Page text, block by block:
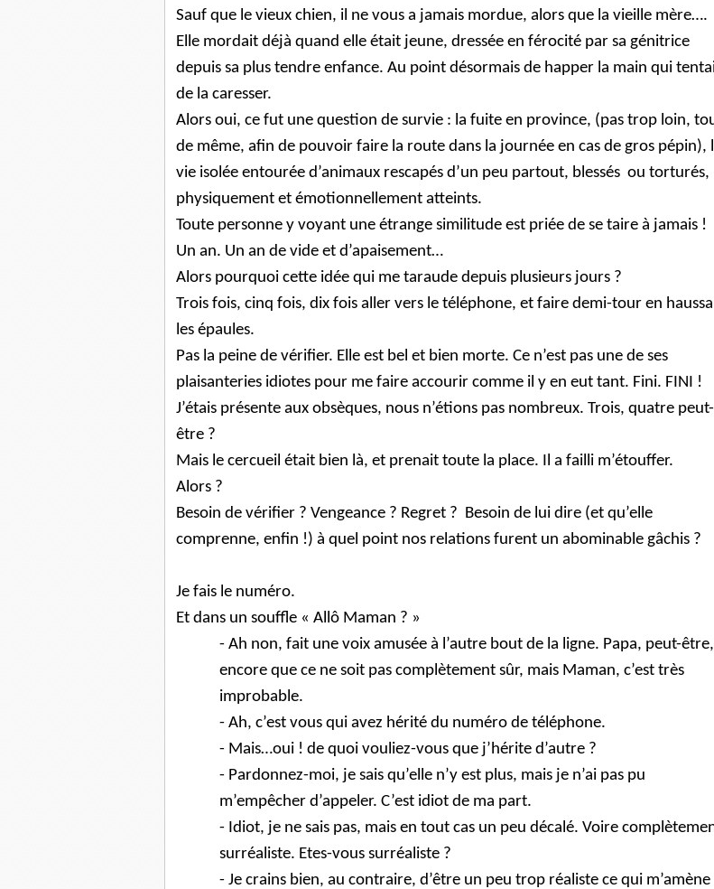
Sauf que le vieux chien, il ne vous a jamais mordue, alors que la vieille mère….
Elle mordait déjà quand elle était jeune, dressée en férocité par sa génitrice
depuis sa plus tendre enfance. Au point désormais de happer la main qui
de la caresser.
Alors oui, ce fut une question de survie : la fuite en province, (pas trop loin,
de même, afin de pouvoir faire la route dans la journée en cas de gros pépin),
vie isolée entourée d’animaux rescapés d’un peu partout, blessés ou torturés,
physiquement et émotionnellement atteints.
Toute personne y voyant une étrange similitude est priée de se taire à jamais !
Un an. Un an de vide et d’apaisement…
Alors pourquoi cette idée qui me taraude depuis plusieurs jours ?
Trois fois, cinq fois, dix fois aller vers le téléphone, et faire demi-tour en
les épaules.
Pas la peine de vérifier. Elle est bel et bien morte. Ce n’est pas une de ses
plaisanteries idiotes pour me faire accourir comme il y en eut tant. Fini. FINI !
J’étais présente aux obsèques, nous n’étions pas nombreux. Trois, quatre peut-
être ?
Mais le cercueil était bien là, et prenait toute la place. Il a failli m’étouffer.
Alors ?
Besoin de vérifier ? Vengeance ? Regret ? Besoin de lui dire (et qu’elle
comprenne, enfin !) à quel point nos relations furent un abominable gâchis ?
Je fais le numéro.
Et dans un souffle « Allô Maman ? »
- Ah non, fait une voix amusée à l’autre bout de la ligne. Papa, peut-être,
encore que ce ne soit pas complètement sûr, mais Maman, c’est très
improbable.
- Ah, c’est vous qui avez hérité du numéro de téléphone.
- Mais…oui ! de quoi vouliez-vous que j’hérite d’autre ?
- Pardonnez-moi, je sais qu’elle n’y est plus, mais je n’ai pas pu
m’empêcher d’appeler. C’est idiot de ma part.
- Idiot, je ne sais pas, mais en tout cas un peu décalé. Voire
surréaliste. Etes-vous surréaliste ?
- Je crains bien, au contraire, d’être un peu trop réaliste ce qui m’amène